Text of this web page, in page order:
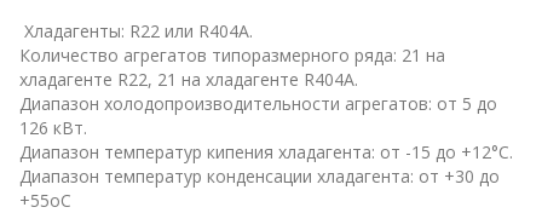
Хладагенты: R22 или R404А.
Количество агрегатов типоразмерного ряда: 21 на
хладагенте R22, 21 на хладагенте R404А.
Диапазон холодопроизводительности агрегатов: от 5 до
126 кВт.
Диапазон температур кипения хладагента: от -15 до +12°С.
Диапазон температур конденсации хладагента: от +30 до
+55оС